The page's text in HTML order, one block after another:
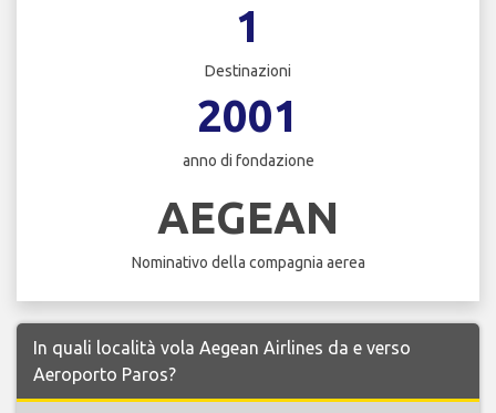
1
Destinazioni
2001
anno di fondazione
AEGEAN
Nominativo della compagnia aerea
In quali località vola Aegean Airlines da e verso
Aeroporto Paros?